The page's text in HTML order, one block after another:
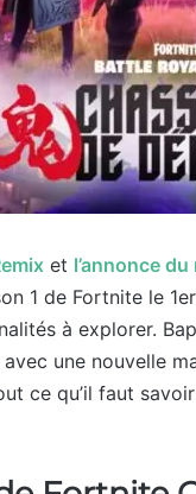
et l’annonce
1 de Fortnite le
à explorer.
une nouvelle
ce qu’il faut